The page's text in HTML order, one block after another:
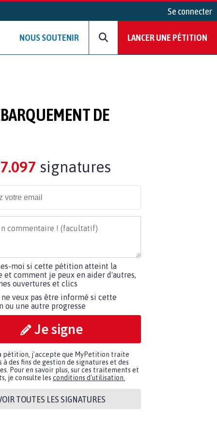
Se connecter
NOUS SOUTENIR LANCER UNE PÉTITION
DE
signatures
moi si cette pétition atteint la
et comment je peux en aider d'autres,
ouvertures et clics
ne veux pas être informé si cette
ou une autre progresse
Je signe
pétition, j'accepte que MyPetition traite
à des fins de gestion de signatures et des
Pour en savoir plus, sur ces traitements et
je consulte les conditions d'utilisation.
TOUTES LES SIGNATURES